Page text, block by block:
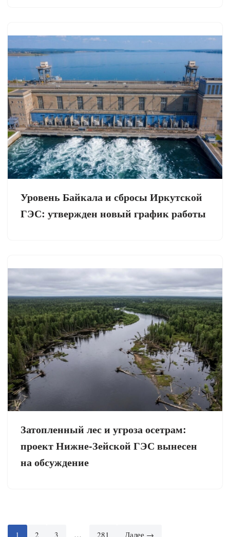
Уровень Байкала и сбросы Иркутской
ГЭС: утвержден новый график работы
Затопленный лес и угроза осетрам:
проект Нижне-Зейской ГЭС вынесен
на обсуждение
1 2 3 … 281 Далее →